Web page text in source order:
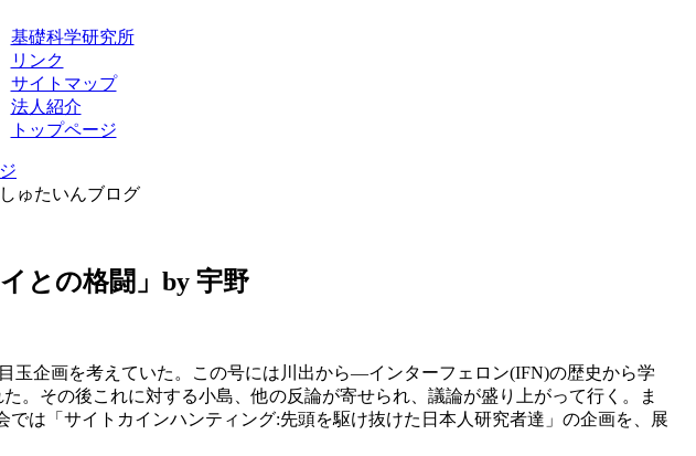
基礎科学研究所
リンク
サイトマップ
法人紹介
トップページ
ゅたいんブログ
との格闘」by 宇野
玉企画を考えていた。この号には川出から―インターフェロン(IFN)の歴史から学
その後これに対する小島、他の反論が寄せられ、議論が盛り上がって行く。ま
は「サイトカインハンティング:先頭を駆け抜けた日本人研究者達」の企画を、展